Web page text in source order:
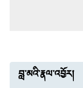
བླ་མའི་རྣལ་འབྱོར།